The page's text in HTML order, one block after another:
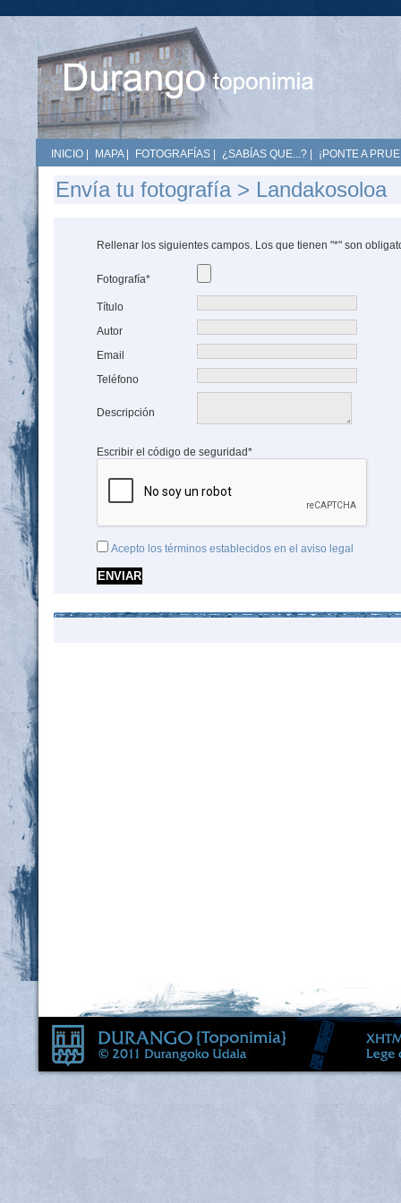
INICIO MAPA| FOTOGRAFÍAS ¿SABÍAS QUE...? ¡PONTE A
Envía tu fotografía > Landakosoloa
Rellenar los siguientes campos. Los que tienen "*" son
Fotografía*
Título
Autor
Email
Teléfono
Descripción
Escribir el código de seguridad*
Acepto los términos establecidos en el aviso legal